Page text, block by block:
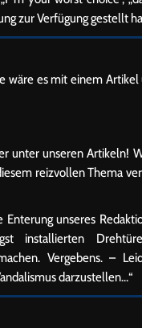
zur Verfügung gestellt
wäre es mit einem
unter unseren Artikeln!
reizvollen Thema
unseres
installierten
Vergebens. –
darzustellen…“